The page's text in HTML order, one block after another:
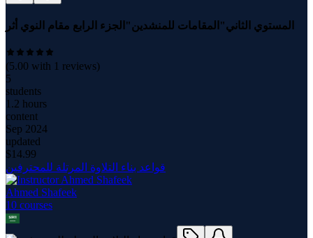
المستوي الثاني"المقامات للمنشدين"الجزء الرابع مقام النوي أثر
(5.00 with 1 reviews)
5
students
1.2 hours
content
Sep 2024
updated
$14.99
قواعد بناء التلاوة المرتلة للمحترفين
Ahmed Shafeek
10 courses